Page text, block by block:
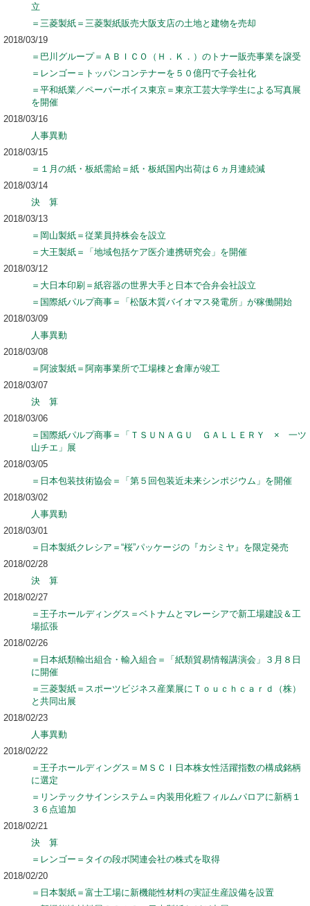
立
＝三菱製紙＝三菱製紙販売大阪支店の土地と建物を売却
2018/03/19
＝巴川グループ＝ＡＢＩＣＯ（Ｈ．Ｋ．）のトナー販売事業を譲受
＝レンゴー＝トッパンコンテナーを５０億円で子会社化
＝平和紙業／ペーパーボイス東京＝東京工芸大学学生による写真展
を開催
2018/03/16
人事異動
2018/03/15
＝１月の紙・板紙需給＝紙・板紙国内出荷は６ヵ月連続減
2018/03/14
決 算
2018/03/13
＝岡山製紙＝従業員持株会を設立
＝大王製紙＝「地域包括ケア医介連携研究会」を開催
2018/03/12
＝大日本印刷＝紙容器の世界大手と日本で合弁会社設立
＝国際紙パルプ商事＝「松阪木質バイオマス発電所」が稼働開始
2018/03/09
人事異動
2018/03/08
＝阿波製紙＝阿南事業所で工場棟と倉庫が竣工
2018/03/07
決 算
2018/03/06
＝国際紙パルプ商事＝「ＴＳＵＮＡＧＵ ＧＡＬＬＥＲＹ × 一ツ
山チエ」展
2018/03/05
＝日本包装技術協会＝「第５回包装近未来シンポジウム」を開催
2018/03/02
人事異動
2018/03/01
＝日本製紙クレシア＝“桜”パッケージの『カシミヤ』を限定発売
2018/02/28
決 算
2018/02/27
＝王子ホールディングス＝ベトナムとマレーシアで新工場建設＆工
場拡張
2018/02/26
＝日本紙類輸出組合・輸入組合＝「紙類貿易情報講演会」３月８日
に開催
＝三菱製紙＝スポーツビジネス産業展にＴｏｕｃｈｃａｒｄ（株）
と共同出展
2018/02/23
人事異動
2018/02/22
＝王子ホールディングス＝ＭＳＣＩ日本株女性活躍指数の構成銘柄
に選定
＝リンテックサインシステム＝内装用化粧フィルムパロアに新柄１
３６点追加
2018/02/21
決 算
＝レンゴー＝タイの段ボ関連会社の株式を取得
2018/02/20
＝日本製紙＝富士工場に新機能性材料の実証生産設備を設置